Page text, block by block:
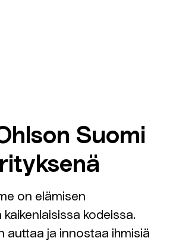
Suomi
on elämisen
kodeissa.
auttaa ja innostaa ihmisiä